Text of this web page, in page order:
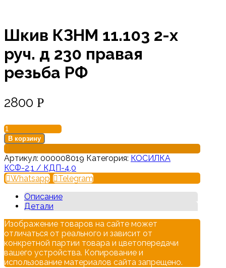
Шкив КЗНМ 11.103 2-х
руч. д 230 правая
резьба РФ
2800 Р
Количество
товара
Шкив
КЗНМ
11.103
2-
х
руч.
правая
резьба
РФ
В корзину
Артикул: 000008019 Категория: КОСИЛКА
КСФ-2,1 / КДП-4,0
Whatsapp
Telegram
Описание
Детали
Изображение товаров на сайте может
отличаться от реального и зависит от
конкретной партии товара и цветопередачи
вашего устройства. Копирование и
использование материалов сайта запрещено.